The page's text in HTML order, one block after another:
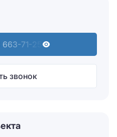
71-25
звонок